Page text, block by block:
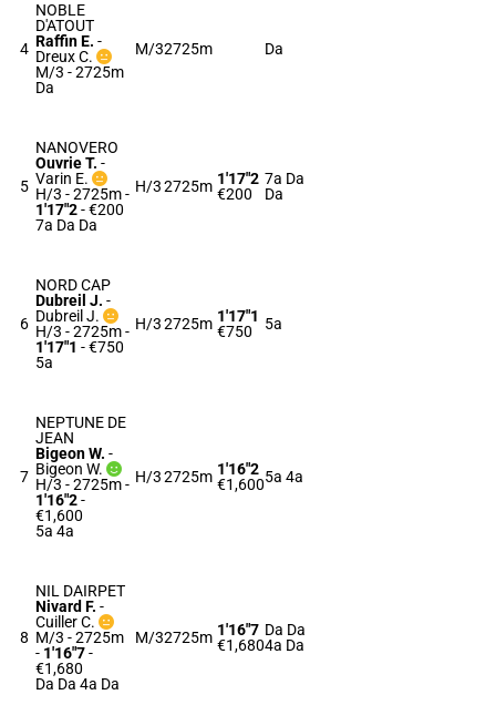
4
NOBLE
D'ATOUT
Raffin E. -
Dreux C.
M/3 - 2725m
Da
M/32725m Da
5
NANOVERO
Ouvrie T. -
Varin E.
H/3 - 2725m-
1'17"2- €200
7a Da Da
H/32725m 1'17"2
€200
7a Da
Da
6
NORD CAP
Dubreil J. -
Dubreil J.
H/3 - 2725m-
1'17"1 - €750
5a
H/32725m 1'17"1
€750
5a
7
NEPTUNE DE
JEAN
Bigeon W. -
Bigeon W.
H/3 - 2725m-
1'16"2-
€1,600
5a 4a
H/32725m 1'16"2
€1,6005a 4a
8
NIL DAIRPET
Nivard F. -
Cuiller C.
M/3 - 2725m
- 1'16"7-
€1,680
Da Da 4a Da
M/32725m 1'16"7
€1,680
Da Da
4a Da